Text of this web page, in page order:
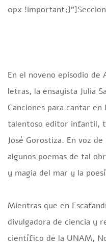
0px !important;}”]S
En el noveno episodio
letras, la ensayista Julia
Canciones para cantar
talentoso editor infantil,
José Gorostiza. En voz
algunos poemas de tal
y magia del mar y la
Mientras que en
divulgadora de ciencia y
científico de la UNAM,